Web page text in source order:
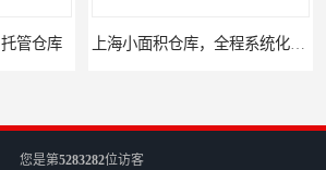
管仓库
您是第5283282位访客